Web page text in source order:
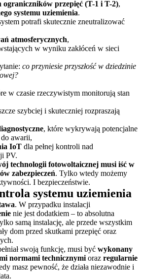
przepięć (T-1 i T-2),
systemu uziemienia.
potrafi skutecznie zneutralizować
atmosferycznych,
w wyniku zakłóceń w sieci
co przyniesie przyszłość w dziedzinie
w czasie rzeczywistym monitorują stan
szybciej i skuteczniej rozpraszają
, które wykrywają potencjalne
awarii,
IoT dla pełnej kontroli nad
PV.
technologii fotowoltaicznej musi iść w
zabezpieczeń. Tylko wtedy możemy
I bezpieczeństwie.
systemu uziemienia
. W przypadku instalacji
nie jest dodatkiem – to absolutna
samą instalację, ale przede wszystkim
dom przed skutkami przepięć oraz
swoją funkcję, musi być wykonany
normami technicznymi oraz regularnie
masz pewność, że działa niezawodnie i